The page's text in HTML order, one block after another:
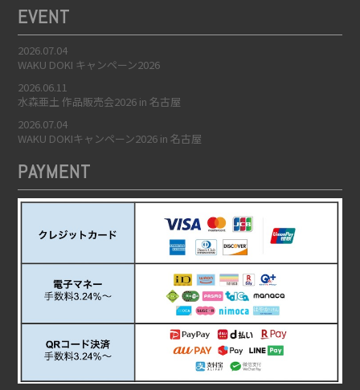
EVENT
2026.07.04
WAKU DOKI キャンペーン2026
2026.06.11
水森亜土 作品販売会2026 in 名古屋
2026.07.04
WAKU DOKIキャンペーン2026 in 名古屋
PAYMENT